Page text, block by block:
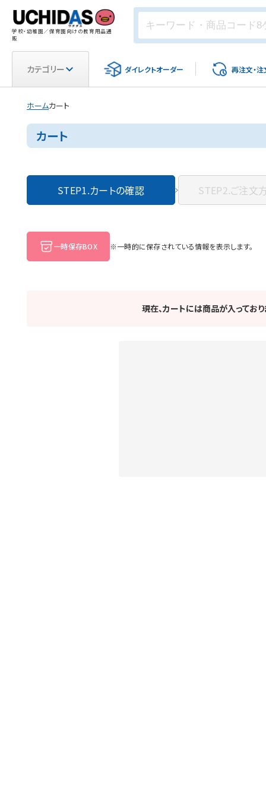
学校・幼稚園／保育園向けの教育用品通
販
カテゴリー ダイレクトオーダー 再注文・注
ホームカート
カート
STEP1.カートの確認 STEP2.ご注文
一時保存BOX ※一時的に保存されている情報を表示します。
現在、カートには商品が入ってお